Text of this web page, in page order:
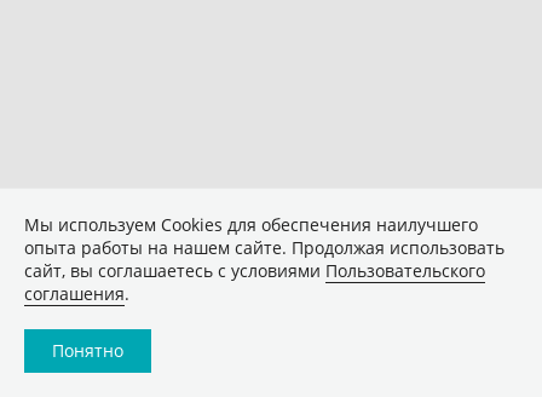
Мы используем Сookies для обеспечения наилучшего
опыта работы на нашем сайте. Продолжая использовать
сайт, вы соглашаетесь с условиями Пользовательского
соглашения.
Понятно